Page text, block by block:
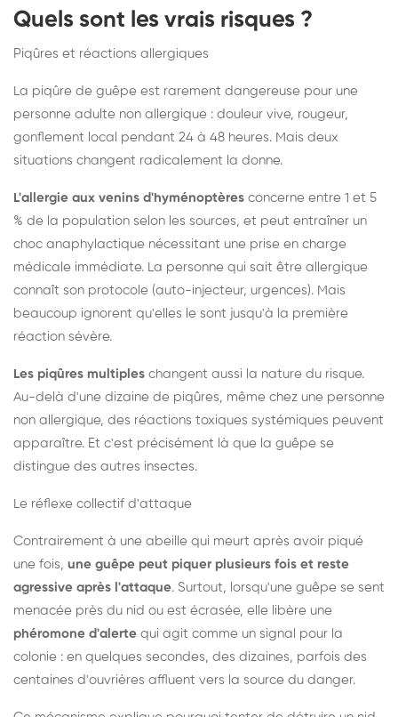
Quels sont les vrais risques ?
Piqûres et réactions allergiques
La piqûre de guêpe est rarement dangereuse pour une
personne adulte non allergique : douleur vive, rougeur,
gonflement local pendant 24 à 48 heures. Mais deux
situations changent radicalement la donne.
L'allergie aux venins d'hyménoptères concerne entre 1 et 5
% de la population selon les sources, et peut entraîner un
choc anaphylactique nécessitant une prise en charge
médicale immédiate. La personne qui sait être allergique
connaît son protocole (auto-injecteur, urgences). Mais
beaucoup ignorent qu'elles le sont jusqu'à la première
réaction sévère.
Les piqûres multiples changent aussi la nature du risque.
Au-delà d'une dizaine de piqûres, même chez une personne
non allergique, des réactions toxiques systémiques peuvent
apparaître. Et c'est précisément là que la guêpe se
distingue des autres insectes.
Le réflexe collectif d'attaque
Contrairement à une abeille qui meurt après avoir piqué
une fois, une guêpe peut piquer plusieurs fois et reste
agressive après l'attaque. Surtout, lorsqu'une guêpe se sent
menacée près du nid ou est écrasée, elle libère une
phéromone d'alerte qui agit comme un signal pour la
colonie : en quelques secondes, des dizaines, parfois des
centaines d'ouvrières affluent vers la source du danger.